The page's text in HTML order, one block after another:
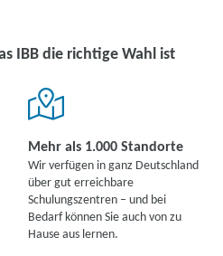
IBB die richtige Wahl ist
Mehr als 1.000 Standorte
Wir verfügen in ganz Deutschland
über gut erreichbare
Schulungszentren – und bei
Bedarf können Sie auch von zu
Hause aus lernen.